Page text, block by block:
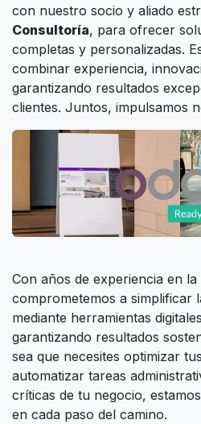
con nuestro socio y aliado
Consultoría, para ofrecer
completas y personalizadas.
combinar experiencia,
garantizando resultados
clientes. Juntos, impulsamos
Con años de experiencia en
comprometemos a simplificar
mediante herramientas
garantizando resultados
sea que necesites optimizar
automatizar tareas
críticas de tu negocio,
en cada paso del camino.